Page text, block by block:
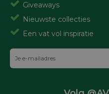
Giveaways
Nieuwste collecties
Een vat vol inspiratie